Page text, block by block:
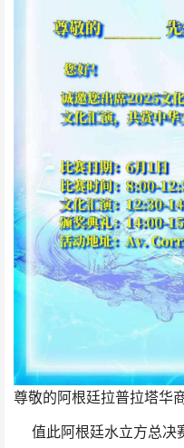
尊敬的阿根廷拉普拉塔华
值此阿根廷水立方总决